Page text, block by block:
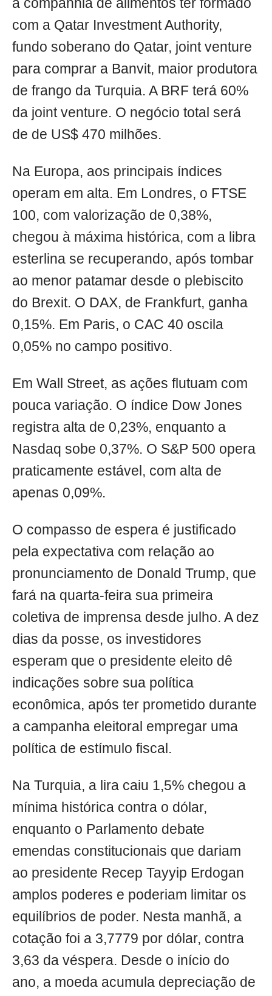
a companhia de alimentos ter formado
com a Qatar Investment Authority,
fundo soberano do Qatar, joint venture
para comprar a Banvit, maior produtora
de frango da Turquia. A BRF terá 60%
da joint venture. O negócio total será
de de US$ 470 milhões.
Na Europa, aos principais índices
operam em alta. Em Londres, o FTSE
100, com valorização de 0,38%,
chegou à máxima histórica, com a libra
esterlina se recuperando, após tombar
ao menor patamar desde o plebiscito
do Brexit. O DAX, de Frankfurt, ganha
0,15%. Em Paris, o CAC 40 oscila
0,05% no campo positivo.
Em Wall Street, as ações flutuam com
pouca variação. O índice Dow Jones
registra alta de 0,23%, enquanto a
Nasdaq sobe 0,37%. O S&P 500 opera
praticamente estável, com alta de
apenas 0,09%.
O compasso de espera é justificado
pela expectativa com relação ao
pronunciamento de Donald Trump, que
fará na quarta-feira sua primeira
coletiva de imprensa desde julho. A dez
dias da posse, os investidores
esperam que o presidente eleito dê
indicações sobre sua política
econômica, após ter prometido durante
a campanha eleitoral empregar uma
política de estímulo fiscal.
Na Turquia, a lira caiu 1,5% chegou a
mínima histórica contra o dólar,
enquanto o Parlamento debate
emendas constitucionais que dariam
ao presidente Recep Tayyip Erdogan
amplos poderes e poderiam limitar os
equilíbrios de poder. Nesta manhã, a
cotação foi a 3,7779 por dólar, contra
3,63 da véspera. Desde o início do
ano, a moeda acumula depreciação de